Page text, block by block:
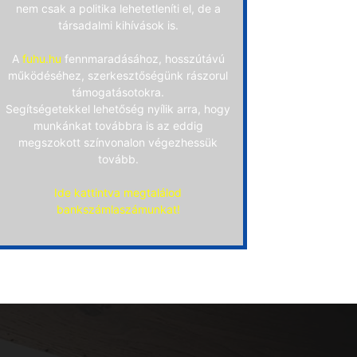
nem csak a politika lehetetleníti el, de a
társadalmi kihívások is.
A fuhu.hu fennmaradásához, hosszútávú
működéséhez, szerkesztőségünk rászorul
támogatásotokra.
Segítségetekkel lehetőség nyílik arra, hogy
munkánkat továbbra is az eddig
megszokott színvonalon végezhessük
tovább.
Ide kattintva megtalálod
bankszámlaszámunkat!